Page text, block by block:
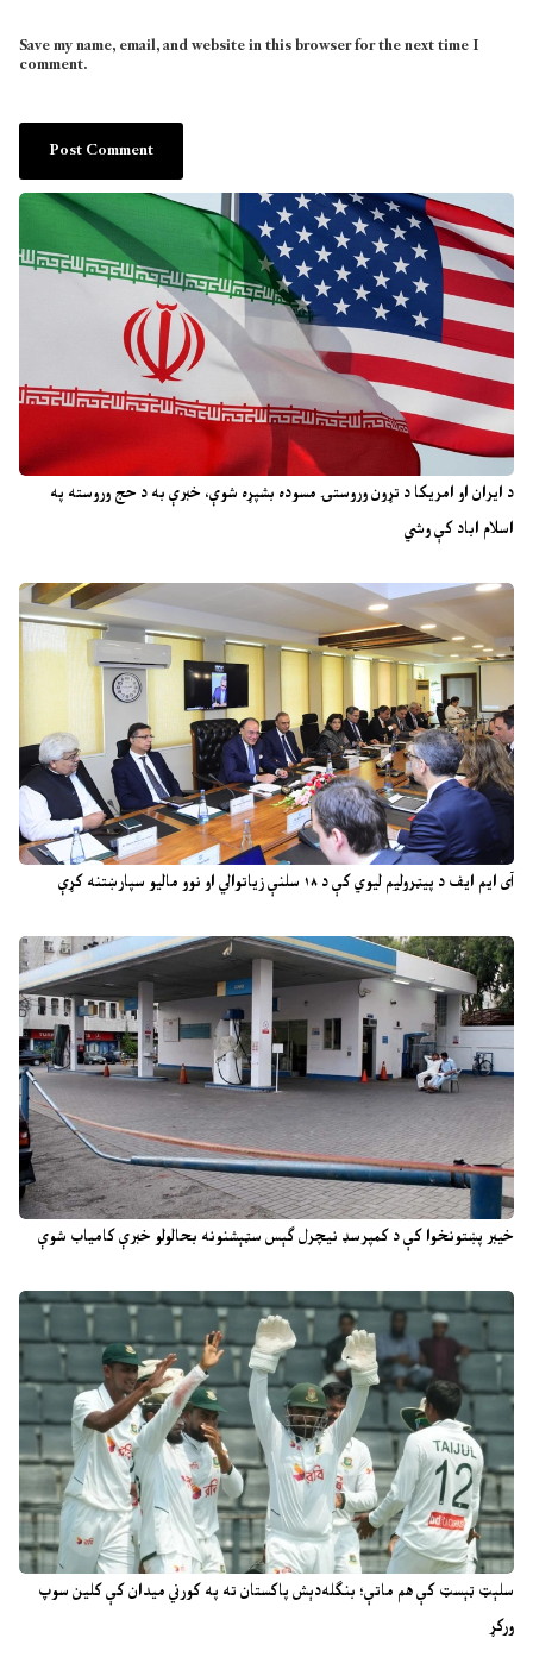
د ایران او امریکا د تړون وروستۍ مسوده بشپړه شوې، خبرې به د حج وروسته په
اسلام اباد کې وشي
آی ایم ایف د پیټرولیم لیوي کې د ۱۸ سلنې زیاتوالي او نوو مالیو سپارښتنه کړې
خیبر پښتونخوا کې د کمپرسډ نیچرل ګېس سټېشنونه بحالولو خبرې کامیاب شوې
سلېټ ټېسټ کې هم ماتې؛ بنګله‌دېش پاکستان ته په کورني میدان کې کلین سوپ
ورکړ
Save my name, email, and website in this browser for the next time I
comment.